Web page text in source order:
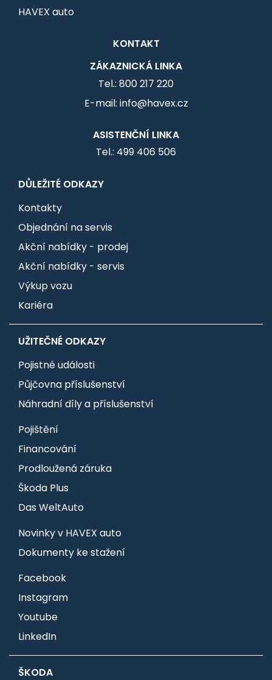
HAVEX auto
KONTAKT
ZÁKAZNICKÁ LINKA
Tel.: 800 217 220
E-mail: info@havex.cz
ASISTENČNÍ LINKA
Tel.: 499 406 506
DŮLEŽITÉ ODKAZY
Kontakty
Objednání na servis
Akční nabídky - prodej
Akční nabídky - servis
Výkup vozu
Kariéra
UŽITEČNÉ ODKAZY
Pojistné události
Půjčovna příslušenství
Náhradní díly a příslušenství
Pojištění
Financování
Prodloužená záruka
Škoda Plus
Das WeltAuto
Novinky v HAVEX auto
Dokumenty ke stažení
Facebook
Instagram
Youtube
LinkedIn
ŠKODA